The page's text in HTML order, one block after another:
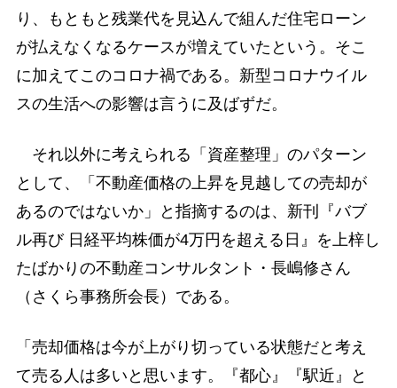
り、もともと残業代を見込んで組んだ住宅ローン
が払えなくなるケースが増えていたという。そこ
に加えてこのコロナ禍である。新型コロナウイル
スの生活への影響は言うに及ばずだ。
それ以外に考えられる「資産整理」のパターン
として、「不動産価格の上昇を見越しての売却が
あるのではないか」と指摘するのは、新刊『バブ
ル再び 日経平均株価が4万円を超える日』を上梓し
たばかりの不動産コンサルタント・長嶋修さん
（さくら事務所会長）である。
「売却価格は今が上がり切っている状態だと考え
て売る人は多いと思います。『都心』『駅近』と